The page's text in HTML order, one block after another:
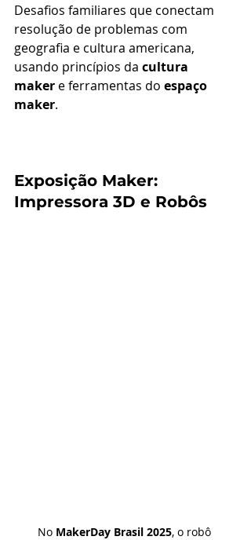
Desafios familiares que conectam
resolução de problemas com
geografia e cultura americana,
usando princípios da cultura
maker e ferramentas do espaço
maker.
Exposição Maker:
Impressora 3D e Robôs
No MakerDay Brasil 2025, o robô